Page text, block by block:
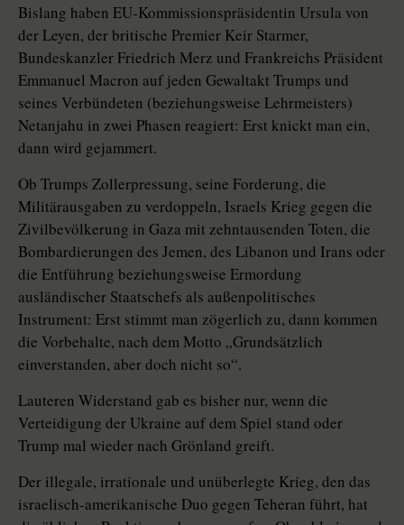
Bislang haben EU-Kommissionspräsidentin Ursula von
der Leyen, der britische Premier Keir Starmer,
Bundeskanzler Friedrich Merz und Frankreichs Präsident
Emmanuel Macron auf jeden Gewaltakt Trumps und
seines Verbündeten (beziehungsweise Lehrmeisters)
Netanjahu in zwei Phasen reagiert: Erst knickt man ein,
dann wird gejammert.
Ob Trumps Zollerpressung, seine Forderung, die
Militärausgaben zu verdoppeln, Israels Krieg gegen die
Zivilbevölkerung in Gaza mit zehntausenden Toten, die
Bombardierungen des Jemen, des Libanon und Irans oder
die Entführung beziehungsweise Ermordung
ausländischer Staatschefs als außenpolitisches
Instrument: Erst stimmt man zögerlich zu, dann kommen
die Vorbehalte, nach dem Motto „Grundsätzlich
einverstanden, aber doch nicht so“.
Lauteren Widerstand gab es bisher nur, wenn die
Verteidigung der Ukraine auf dem Spiel stand oder
Trump mal wieder nach Grönland greift.
Der illegale, irrationale und unüberlegte Krieg, den das
israelisch-amerikanische Duo gegen Teheran führt, hat